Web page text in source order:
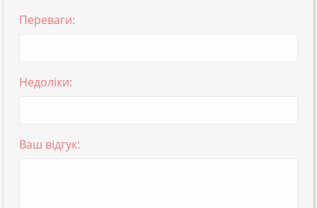
Переваги:
Недоліки:
Ваш відгук: